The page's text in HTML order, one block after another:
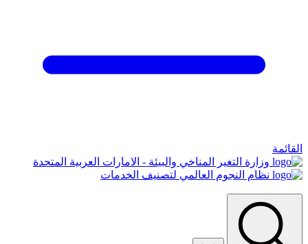
القائمة
وزارة التغير المناخي والبيئة - الامارات العربية المتحدة
نظام النجوم العالمي لتصنيف الخدمات